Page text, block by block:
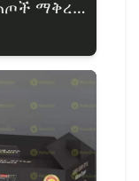
የወይን ኪኒቶ እና መሰል ፈሳሽ መጠጦች ማቅረቢያና መጠጫ